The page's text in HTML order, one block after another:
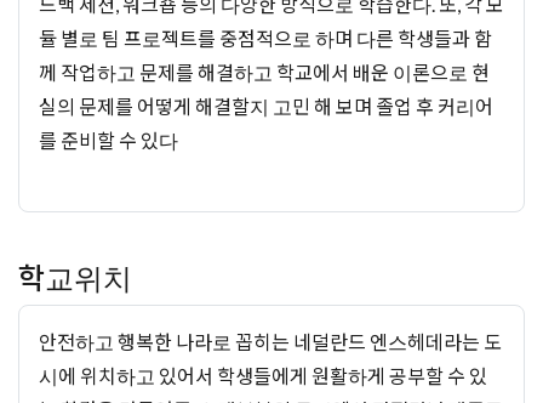
듈 별로 팀 프로젝트를 중점적으로 하며 다른 학생들과 함
께 작업하고 문제를 해결하고 학교에서 배운 이론으로 현
실의 문제를 어떻게 해결할지 고민 해 보며 졸업 후 커리어
를 준비할 수 있다
학교위치
안전하고 행복한 나라로 꼽히는 네덜란드 엔스헤데라는 도
시에 위치하고 있어서 학생들에게 원활하게 공부할 수 있